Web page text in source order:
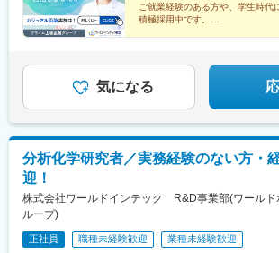
ご就業経験のある方や、学生時代
積極採用中です。
ります。★☆
気になる
分析化学研究者／実務経験のない方・
迎！
株式会社ワールドインテック R&D事業部(ワールド
ループ)
正社員 職種未経験歓迎 業種未経験歓迎